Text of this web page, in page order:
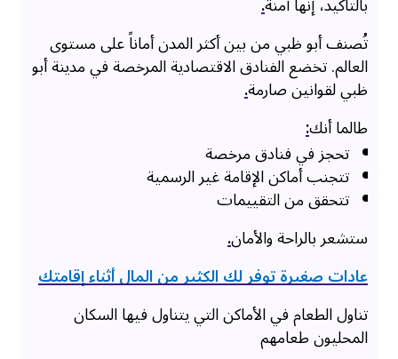
تُصنف أبو ظبي من بين أكثر المدن أماناً على مستوى
العالم. تخضع الفنادق الاقتصادية المرخصة في مدينة أبو
ظبي لقوانين صارمة.
طالما أنك:
تحجز في فنادق مرخصة
تتجنب أماكن الإقامة غير الرسمية
تتحقق من التقييمات
ستشعر بالراحة والأمان.
عادات صغيرة توفر لك الكثير من المال أثناء إقامتك
تناول الطعام في الأماكن التي يتناول فيها السكان
المحليون طعامهم